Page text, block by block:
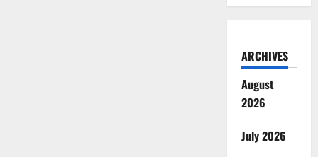
ARCHIVES
August
2026
July 2026